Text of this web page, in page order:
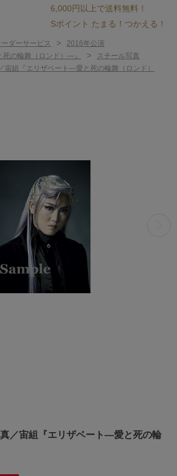
6,000円以上で送料無料！
Sポイント たまる！つかえる！
ーダーサービス > 2016年公演
死の輪舞（ロンド）―』 > スチール写真
宙組『エリザベート―愛と死の輪舞（ロンド）
／宙組『エリザベート―愛と死の輪